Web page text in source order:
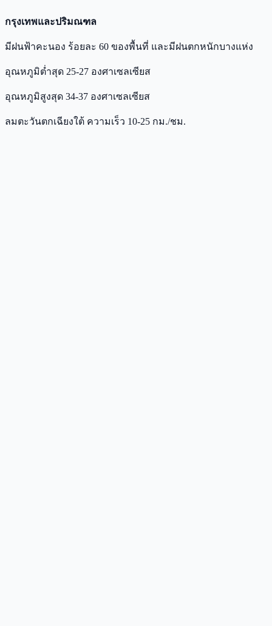
กรุงเทพและปริมณฑล
มีฝนฟ้าคะนอง ร้อยละ 60 ของพื้นที่ และมีฝนตกหนักบางแห่ง
อุณหภูมิต่ำสุด 25-27 องศาเซลเซียส
อุณหภูมิสูงสุด 34-37 องศาเซลเซียส
ลมตะวันตกเฉียงใต้ ความเร็ว 10-25 กม./ชม.